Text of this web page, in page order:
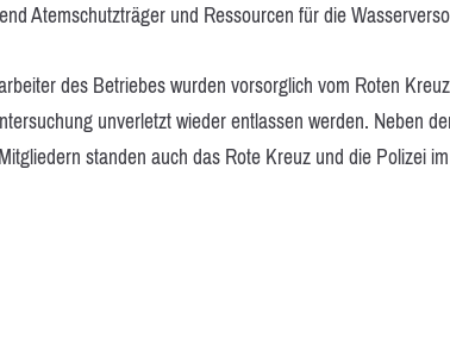
Atemschutzträger und Ressourcen für die
des Betriebes wurden vorsorglich vom Roten
unverletzt wieder entlassen werden. Neben
standen auch das Rote Kreuz und die Polizei